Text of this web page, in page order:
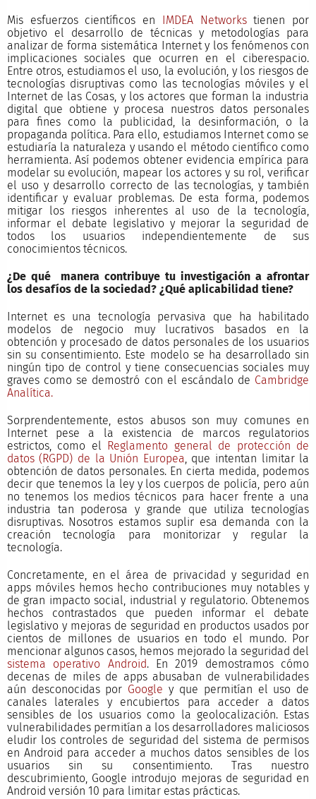
Mis esfuerzos científicos en IMDEA Networkstienen por
objetivo el desarrollo de técnicas y metodologías para
analizar de forma sistemática Internet y los fenómenos con
implicaciones sociales que ocurren en el ciberespacio.
Entre otros, estudiamos el uso, la evolución, y los riesgos de
tecnologías disruptivas como las tecnologías móviles y el
Internet de las Cosas, y los actores que forman la industria
digital que obtiene y procesa nuestros datos personales
para fines como la publicidad, la desinformación, o la
propaganda política. Para ello, estudiamos Internet como se
estudiaría la naturaleza y usando el método científico como
herramienta. Así podemos obtener evidencia empírica para
modelar su evolución, mapear los actores y su rol, verificar
el uso y desarrollo correcto de las tecnologías, y también
identificar y evaluar problemas. De esta forma, podemos
mitigar los riesgos inherentes al uso de la tecnología,
informar el debate legislativo y mejorar la seguridad de
todos los usuarios independientemente de sus
conocimientos técnicos.
¿De qué manera contribuye tu investigación a afrontar
los desafíos de la sociedad? ¿Qué aplicabilidad tiene?
Internet es una tecnología pervasiva que ha habilitado
modelos de negocio muy lucrativos basados en la
obtención y procesado de datos personales de los usuarios
sin su consentimiento. Este modelo se ha desarrollado sin
ningún tipo de control y tiene consecuencias sociales muy
graves como se demostró con el escándalo de Cambridge
Analítica.
Sorprendentemente, estos abusos son muy comunes en
Internet pese a la existencia de marcos regulatorios
estrictos, como el Reglamento general de protección de
datos (RGPD) de la Unión Europea, que intentan limitar la
obtención de datos personales. En cierta medida, podemos
decir que tenemos la ley y los cuerpos de policía, pero aún
no tenemos los medios técnicos para hacer frente a una
industria tan poderosa y grande que utiliza tecnologías
disruptivas. Nosotros estamos suplir esa demanda con la
creación tecnología para monitorizar y regular la
tecnología.
Concretamente, en el área de privacidad y seguridad en
apps móviles hemos hecho contribuciones muy notables y
de gran impacto social, industrial y regulatorio. Obtenemos
hechos contrastados que pueden informar el debate
legislativo y mejoras de seguridad en productos usados por
cientos de millones de usuarios en todo el mundo. Por
mencionar algunos casos, hemos mejorado la seguridad del
sistema operativo Android. En 2019 demostramos cómo
decenas de miles de apps abusaban de vulnerabilidades
aún desconocidas por Google y que permitían el uso de
canales laterales y encubiertos para acceder a datos
sensibles de los usuarios como la geolocalización. Estas
vulnerabilidades permitían a los desarrolladores maliciosos
eludir los controles de seguridad del sistema de permisos
en Android para acceder a muchos datos sensibles de los
usuarios sin su consentimiento. Tras nuestro
descubrimiento, Google introdujo mejoras de seguridad en
Android versión 10 para limitar estas prácticas.